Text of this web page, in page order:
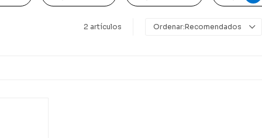
2 artículos Recomendados